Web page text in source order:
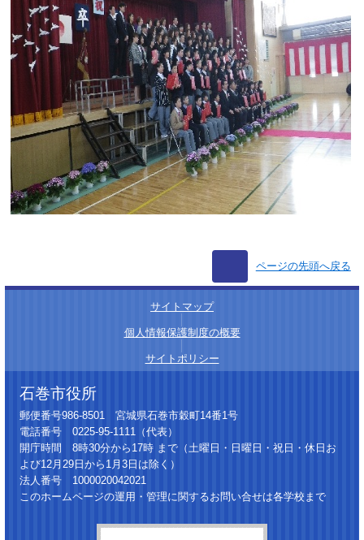
ページの先頭へ戻る
サイトマップ
個人情報保護制度の概要
サイトポリシー
石巻市役所
郵便番号986-8501 宮城県石巻市穀町14番1号
電話番号 0225-95-1111（代表）
開庁時間 8時30分から17時 まで（土曜日・日曜日・祝日・休日お
よび12月29日から1月3日は除く）
法人番号 1000020042021
このホームページの運用・管理に関するお問い合せは各学校まで